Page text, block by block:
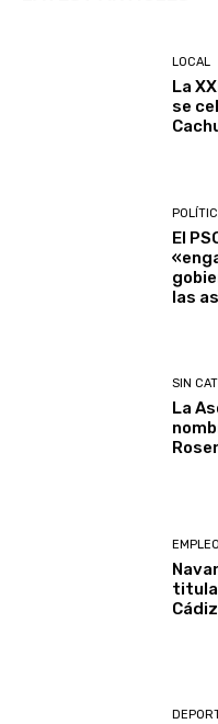
LOCAL
La
se
El
las
SIN
La
EMPLEO
Cádiz